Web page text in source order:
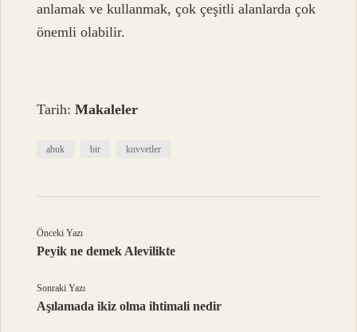
anlamak ve kullanmak, çok çeşitli alanlarda çok
önemli olabilir.
Tarih:Makaleler
abuk bir kuvvetler
Önceki Yazı
Peyik ne demek Alevilikte
Sonraki Yazı
Aşılamada ikiz olma ihtimali nedir